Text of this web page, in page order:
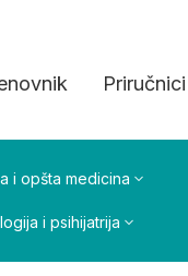
Priručnici
i opšta medicina
i psihijatrija